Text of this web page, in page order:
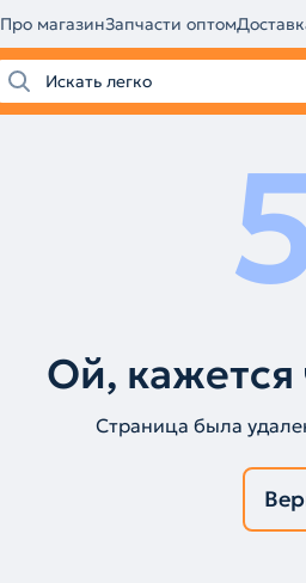
Про магазинЗапчасти оптом
Ой, кажется
Страница была